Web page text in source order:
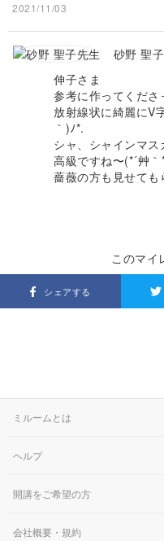
2021/11/03
砂野 聖子
伸子さま
参考に作ってくだ
放射線状に綺麗にV
｀)ﾉ*.
シャ、シャインマス
高級ですね〜(*´艸｀
薔薇の方も見せて
このマイ
シェアする
ミルームとは
ヘルプ
開講をご希望の方
会社概要・規約